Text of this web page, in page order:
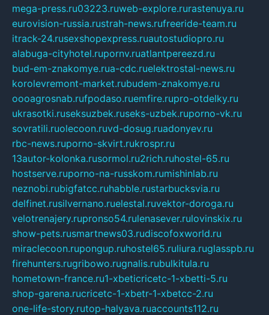
mega-press.ru03223.ruweb-explore.rurastenuya.ru
eurovision-russia.rustrah-news.rufreeride-team.ru
itrack-24.rusexshopexpress.ruautostudiopro.ru
alabuga-cityhotel.rupornv.ruatlantpereezd.ru
bud-em-znakomye.rua-cdc.ruelektrostal-news.ru
korolevremont-market.rubudem-znakomye.ru
oooagrosnab.rufpodaso.ruemfire.rupro-otdelky.ru
ukrasotki.ruseksuzbek.ruseks-uzbek.ruporno-vk.ru
sovratili.ruolecoon.ruvd-dosug.ruadonyev.ru
rbc-news.ruporno-skvirt.rukrospr.ru
13autor-kolonka.rusormol.ru2rich.ruhostel-65.ru
hostserve.ruporno-na-russkom.rumishinlab.ru
neznobi.rubigfatcc.ruhabble.rustarbucksvia.ru
delfinet.rusilvernano.ruelestal.ruvektor-doroga.ru
velotrenajery.rupronso54.rulenasever.rulovinskix.ru
show-pets.rusmartnews03.rudiscofoxworld.ru
miraclecoon.rupongup.ruhostel65.ruliura.ruglasspb.ru
firehunters.rugribowo.rugnalis.rubulkitula.ru
hometown-france.ru1-xbeticricetc-1-xbetti-5.ru
shop-garena.rucricetc-1-xbetr-1-xbetcc-2.ru
one-life-story.rutop-halyava.ruaccounts112.ru